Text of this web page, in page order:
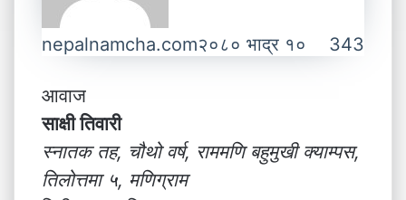
nepalnamcha.com२०८० भाद्र १० 343
आवाज
साक्षी तिवारी
स्नातक तह, चौथो वर्ष, राममणि बहुमुखी क्याम्पस,
तिलोत्तमा ५, मणिग्राम